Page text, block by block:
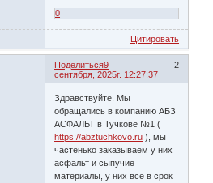
0
Цитировать
Поделиться 2
9
сентября, 2025г. 12:27:37
Здравствуйте. Мы
обращались в компанию АБЗ
АСФАЛЬТ в Тучкове №1 (
https://abztuchkovo.ru ), мы
частенько заказываем у них
асфальт и сыпучие
материалы, у них все в срок